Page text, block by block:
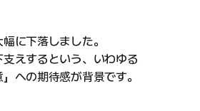
に下落しました。
えするという、いわゆる
への期待感が背景です。